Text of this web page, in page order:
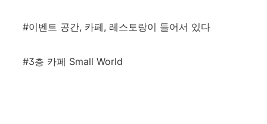
#이벤트 공간, 카페, 레스토랑이 들어서 있다
#3층 카페 Small World